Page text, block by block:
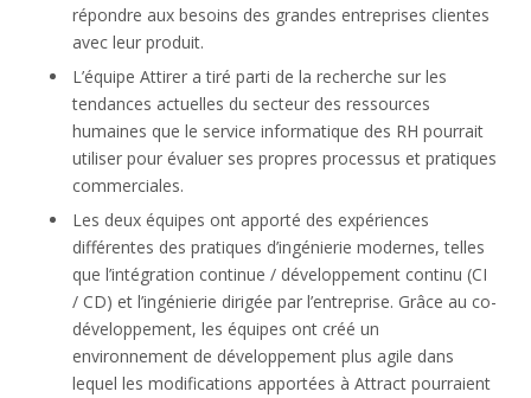
répondre aux besoins des grandes entreprises clientes
avec leur produit.
L’équipe Attirer a tiré parti de la recherche sur les
tendances actuelles du secteur des ressources
humaines que le service informatique des RH pourrait
utiliser pour évaluer ses propres processus et pratiques
commerciales.
Les deux équipes ont apporté des expériences
différentes des pratiques d’ingénierie modernes, telles
que l’intégration continue / développement continu (CI
/ CD) et l’ingénierie dirigée par l’entreprise. Grâce au co-
développement, les équipes ont créé un
environnement de développement plus agile dans
lequel les modifications apportées à Attract pourraient